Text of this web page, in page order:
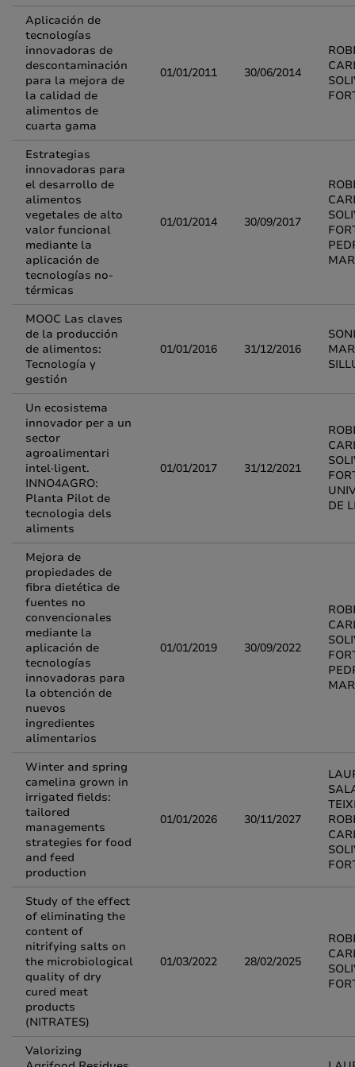
Aplicación de
tecnologías
innovadoras de
descontaminación
para la mejora de
la calidad de
alimentos de
cuarta gama
01/01/2011 30/06/2014
Estrategias
innovadoras para
el desarrollo de
alimentos
vegetales de alto
valor funcional
mediante la
aplicación de
tecnologías no-
térmicas
01/01/2014 30/09/2017
MOOC Las claves
de la producción
de alimentos:
Tecnología y
gestión
01/01/2016 31/12/2016
Un ecosistema
innovador per a un
sector
agroalimentari
intel·ligent.
INNO4AGRO:
Planta Pilot de
tecnologia dels
aliments
01/01/2017 31/12/2021
DE
Mejora de
propiedades de
fibra dietética de
fuentes no
convencionales
mediante la
aplicación de
tecnologías
innovadoras para
la obtención de
nuevos
ingredientes
alimentarios
01/01/2019 30/09/2022
Winter and spring
camelina grown in
irrigated fields:
tailored
managements
strategies for food
and feed
production
01/01/2026 30/11/2027
Study of the effect
of eliminating the
content of
nitrifying salts on
the microbiological
quality of dry
cured meat
products
(NITRATES)
01/03/2022 28/02/2025
Valorizing